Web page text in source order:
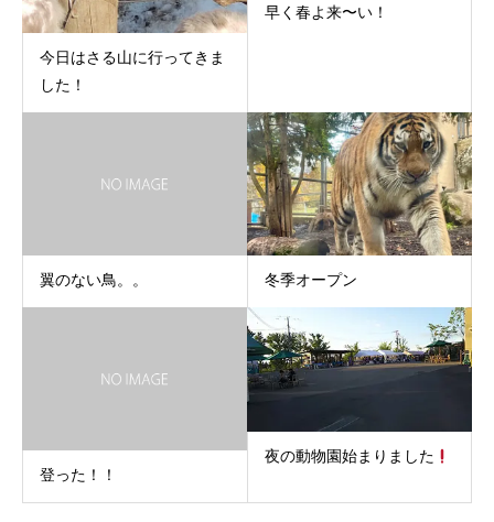
今日はさる山に行ってきま
した！
早く春よ来〜い！
翼のない鳥。。 冬季オープン
登った！！
夜の動物園始まりました